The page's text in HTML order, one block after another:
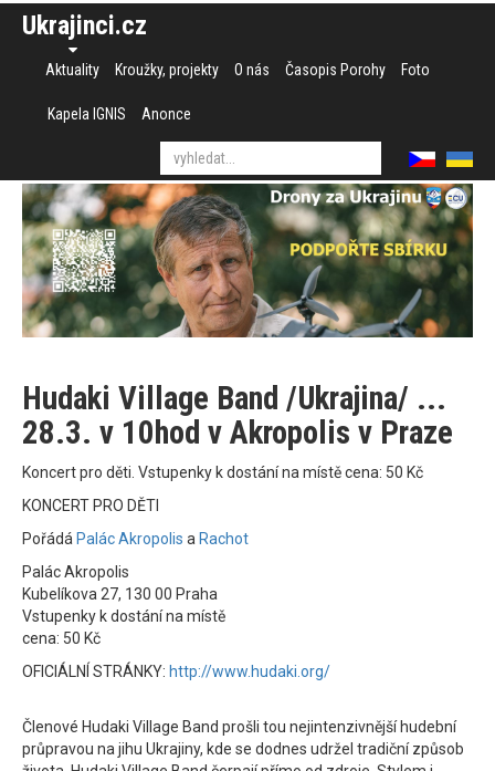
Ukrajinci.cz
Aktuality Kroužky, projekty O nás Časopis Porohy Foto
Kapela IGNIS Anonce
Hudaki Village Band /Ukrajina/ ...
28.3. v 10hod v Akropolis v Praze
Koncert pro děti. Vstupenky k dostání na místě cena: 50 Kč
KONCERT PRO DĚTI
Pořádá Palác Akropolis a Rachot
Palác Akropolis
Kubelíkova 27, 130 00 Praha
Vstupenky k dostání na místě
cena: 50 Kč
OFICIÁLNÍ STRÁNKY: http://www.hudaki.org/
Členové Hudaki Village Band prošli tou nejintenzivnější hudební
průpravou na jihu Ukrajiny, kde se dodnes udržel tradiční způsob